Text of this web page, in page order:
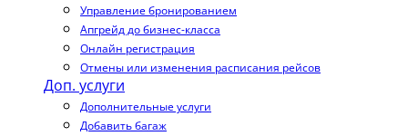
Управление бронированием
Апгрейд до бизнес-класса
Онлайн регистрация
Отмены или изменения расписания рейсов
Доп. услуги
Дополнительные услуги
Добавить багаж